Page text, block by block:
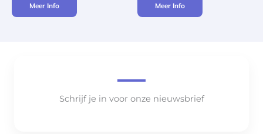
Meer Info Meer Info
Schrijf je in voor onze nieuwsbrief